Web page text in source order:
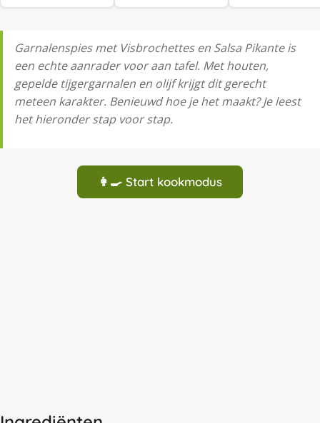
Garnalenspies met Visbrochettes en Salsa Pikante is
een echte aanrader voor aan tafel. Met houten,
gepelde tijgergarnalen en olijf krijgt dit gerecht
meteen karakter. Benieuwd hoe je het maakt? Je leest
het hieronder stap voor stap.
👩‍🍳 Start kookmodus